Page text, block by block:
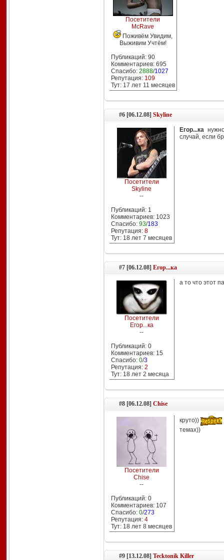
Посетители
McRave
Поживём Увидим,
Выживим Учтём!
Публикаций: 90
Комментариев: 695
Спасибо: 2888/1027
Репутация: 109
Тут: 17 лет 11 месяцев
#6 [06.12.08] Skyline
Посетители
Skyline
--
Публикаций: 1
Комментариев: 1023
Спасибо: 93/183
Репутация: 8
Тут: 18 лет 7 месяцев
Егор...ка
случай, если
#7 [06.12.08] Егор...ка
Посетители
Егор...ка
--
Публикаций: 0
Комментариев: 15
Спасибо: 0/3
Репутация: 2
Тут: 18 лет 2 месяцa
а то что этот
#8 [06.12.08] Chise
Посетители
Chise
--
Публикаций: 0
Комментариев: 107
Спасибо: 0/273
Репутация: 4
Тут: 18 лет 8 месяцев
круто))
темах))
#9 [13.12.08] Tecktonik Killer